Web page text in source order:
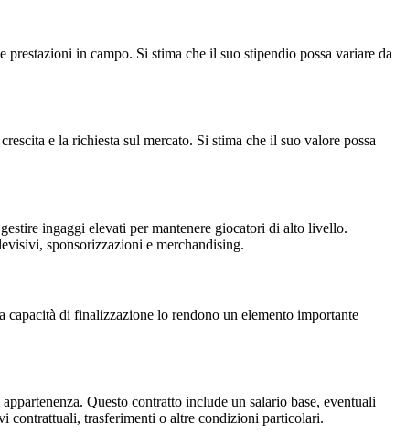
in campo. Si stima che il suo stipendio possa variare da
e la richiesta sul mercato. Si stima che il suo valore possa
ingaggi elevati per mantenere giocatori di alto livello.
sponsorizzazioni e merchandising.
capacità di finalizzazione lo rendono un elemento importante
Questo contratto include un salario base, eventuali
contrattuali, trasferimenti o altre condizioni particolari.